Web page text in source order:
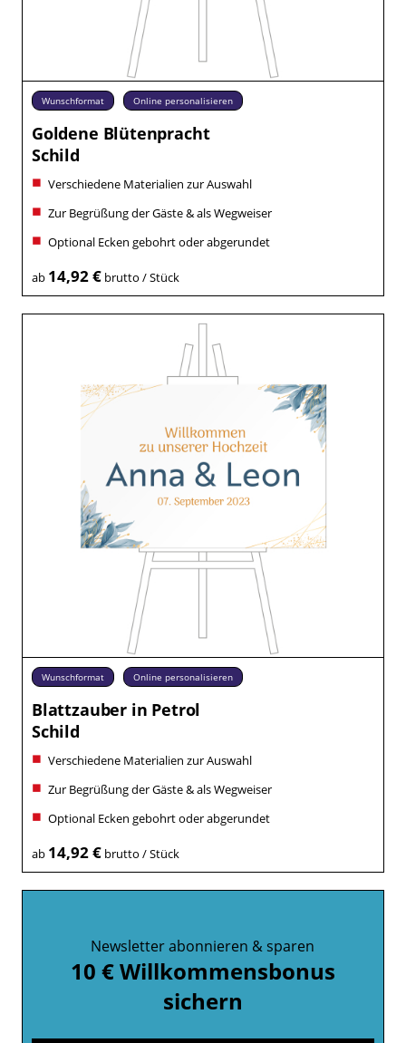
Wunschformat Online personalisieren
Goldene Blütenpracht
Schild
Verschiedene Materialien zur Auswahl
Zur Begrüßung der Gäste & als Wegweiser
Optional Ecken gebohrt oder abgerundet
ab 14,92 €brutto / Stück
Wunschformat Online personalisieren
Blattzauber in Petrol
Schild
Verschiedene Materialien zur Auswahl
Zur Begrüßung der Gäste & als Wegweiser
Optional Ecken gebohrt oder abgerundet
ab 14,92 €brutto / Stück
Newsletter abonnieren & sparen
10 € Willkommensbonus
sichern